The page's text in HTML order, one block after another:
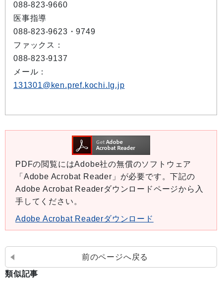
088-823-9660
医事指導
088-823-9623・9749
ファックス：
088-823-9137
メール：
131301@ken.pref.kochi.lg.jp
PDFの閲覧にはAdobe社の無償のソフトウェア
「Adobe Acrobat Reader」が必要です。下記の
Adobe Acrobat Readerダウンロードページから入
手してください。
Adobe Acrobat Readerダウンロード
前のページへ戻る
類似記事